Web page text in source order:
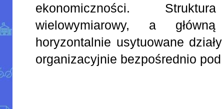
ekonomiczności.
wielowymiarowy, a
horyzontalnie usytuowane
organizacyjnie bezpośrednio